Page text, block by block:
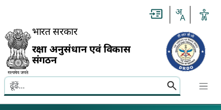
भारत सरकार
रक्षा अनुसंधान एवं विकास
संगठन
Search here
Untitled
Slide